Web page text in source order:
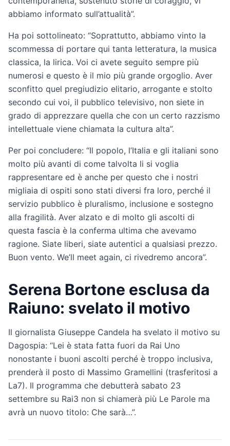
abbiamo informato sull’attualità”.
Ha poi sottolineato: “Soprattutto, abbiamo vinto la
scommessa di portare qui tanta letteratura, la musica
classica, la lirica. Voi ci avete seguito sempre più
numerosi e questo è il mio più grande orgoglio. Aver
sconfitto quel pregiudizio elitario, arrogante e stolto
secondo cui voi, il pubblico televisivo, non siete in
grado di apprezzare quella che con un certo razzismo
intellettuale viene chiamata la cultura alta”.
Per poi concludere: “Il popolo, l’Italia e gli italiani sono
molto più avanti di come talvolta li si voglia
rappresentare ed è anche per questo che i nostri
migliaia di ospiti sono stati diversi fra loro, perché il
servizio pubblico è pluralismo, inclusione e sostegno
alla fragilità. Aver alzato e di molto gli ascolti di
questa fascia è la conferma ultima che avevamo
ragione. Siate liberi, siate autentici a qualsiasi prezzo.
Buon vento. We’ll meet again, ci rivedremo ancora”.
Serena Bortone esclusa da
Raiuno: svelato il motivo
Il giornalista Giuseppe Candela ha svelato il motivo su
Dagospia: “Lei è stata fatta fuori da Rai Uno
nonostante i buoni ascolti perché è troppo inclusiva,
prenderà il posto di Massimo Gramellini (trasferitosi a
La7). Il programma che debutterà sabato 23
settembre su Rai3 non si chiamerà più Le Parole ma
avrà un nuovo titolo: Che sarà…”.